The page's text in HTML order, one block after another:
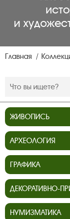
и
Главная
ЖИВОПИСЬ
АРХЕОЛОГИЯ
ГРАФИКА
ДЕКОРАТИВНО-
НУМИЗМАТИКА